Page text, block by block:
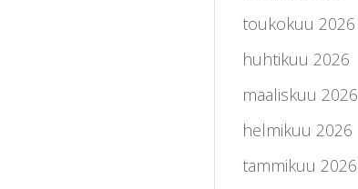
toukokuu 2026
huhtikuu 2026
maaliskuu 2026
helmikuu 2026
tammikuu 2026